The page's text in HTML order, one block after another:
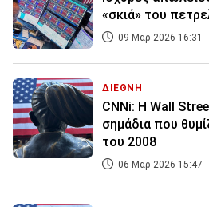
«σκιά» του
09 Μαρ 2026 16:31
ΔΙΕΘΝΗ
CNNi: Η Wall
σημάδια που
του 2008
06 Μαρ 2026 15:47